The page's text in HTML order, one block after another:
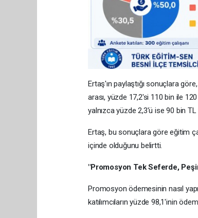
Ertaş'ın paylaştığı sonuçlara
arası, yüzde 17,2'si 110 bin ile
yalnızca yüzde 2,3'ü ise 90 bin
Ertaş, bu sonuçlara göre eğitim
içinde olduğunu belirtti.
"Promosyon Tek Seferde,
Promosyon ödemesinin nasıl
katılımcıların yüzde 98,1'inin